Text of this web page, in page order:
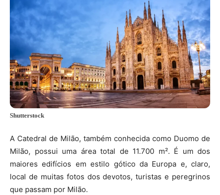
Shutterstock
A Catedral de Milão, também conhecida como Duomo de
Milão, possui uma área total de 11.700 m². É um dos
maiores edifícios em estilo gótico da Europa e, claro,
local de muitas fotos dos devotos, turistas e peregrinos
que passam por Milão.